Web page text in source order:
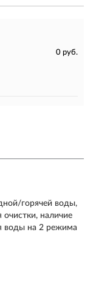
0 руб.
горячей воды,
наличие
воды на 2 режима